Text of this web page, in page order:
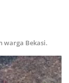
warga Bekasi.